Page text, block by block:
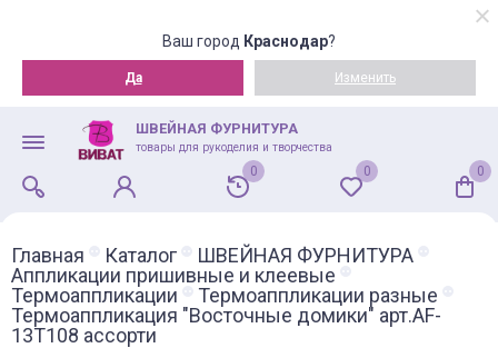
Ваш город Краснодар?
Да Изменить
ШВЕЙНАЯ ФУРНИТУРА
товары для рукоделия и творчества
0 0 0
Главная Каталог
ШВЕЙНАЯ ФУРНИТУРА
Аппликации пришивные и клеевые
Термоаппликации
Термоаппликации разные
Термоаппликация "Восточные домики" арт.AF-
13T108 ассорти